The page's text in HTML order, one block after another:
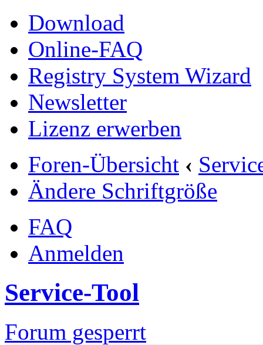
Download
Online-FAQ
Registry System Wizard
Newsletter
Lizenz erwerben
Foren-Übersicht ‹
Ändere Schriftgröße
FAQ
Anmelden
Service-Tool
Forum gesperrt